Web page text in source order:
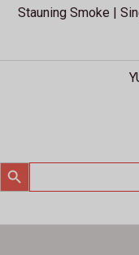
Stauning Smoke |